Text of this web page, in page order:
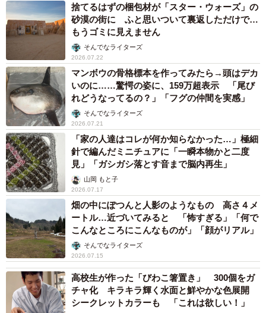
捨てるはずの梱包材が「スター・ウォーズ」の
砂漠の街に ふと思いついて裏返しただけで…
もうゴミに見えません
そんでなライターズ
2026.07.22
マンボウの骨格標本を作ってみたら→頭はデカ
いのに……驚愕の姿に、159万超表示 「尾び
れどうなってるの？」「フグの仲間を実感」
そんでなライターズ
2026.07.21
「家の人達はコレが何か知らなかった…」極細
針で編んだミニチュアに「一瞬本物かと二度
見」「ガシガシ落とす音まで脳内再生」
山岡 もと子
2026.07.17
畑の中にぽつんと人影のようなもの 高さ４メ
ートル…近づいてみると 「怖すぎる」「何で
こんなところにこんなものが」「顔がリアル」
そんでなライターズ
2026.07.15
高校生が作った「びわこ箸置き」 300個をガ
チャ化 キラキラ輝く水面と鮮やかな色展開
シークレットカラーも 「これは欲しい！」